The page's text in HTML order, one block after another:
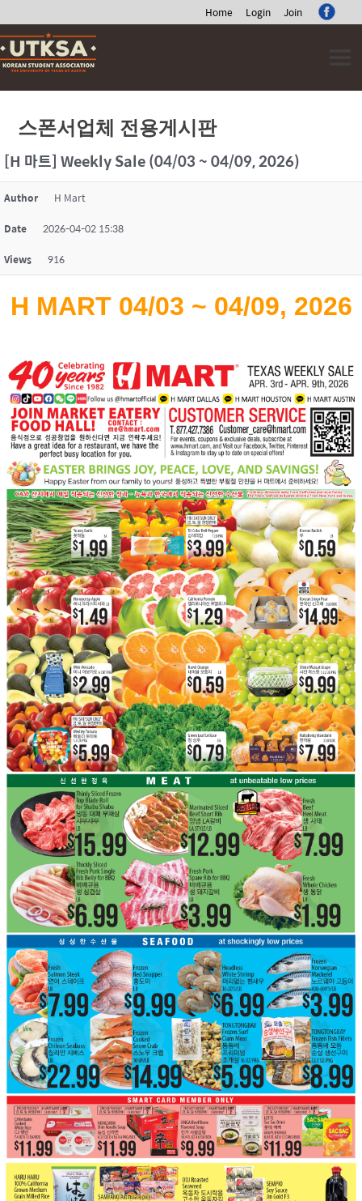
Home Login Join
Skip
to
content
스폰서업체 전용게시판
[H 마트] Weekly Sale (04/03 ~ 04/09, 2026)
Author H Mart
Date 2026-04-02 15:38
Views 916
H MART 04/03 ~ 04/09, 2026